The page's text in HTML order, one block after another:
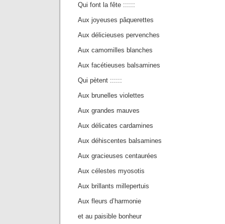
Qui font la fête ::::::
Aux joyeuses pâquerettes
Aux délicieuses pervenches
Aux camomilles blanches
Aux facétieuses balsamines
Qui pètent ::::::
Aux brunelles violettes
Aux grandes mauves
Aux délicates cardamines
Aux déhiscentes balsamines
Aux gracieuses centaurées
Aux célestes myosotis
Aux brillants millepertuis
Aux fleurs d’harmonie
et au paisible bonheur